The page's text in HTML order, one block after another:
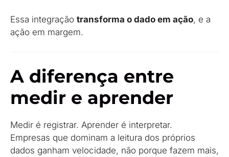
Essa integração transforma o dado em ação, e a
ação em margem.
A diferença entre
medir e aprender
Medir é registrar. Aprender é interpretar.
Empresas que dominam a leitura dos próprios
dados ganham velocidade, não porque fazem mais,